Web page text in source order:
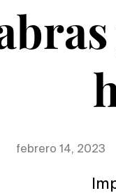
febrero 14, 2023